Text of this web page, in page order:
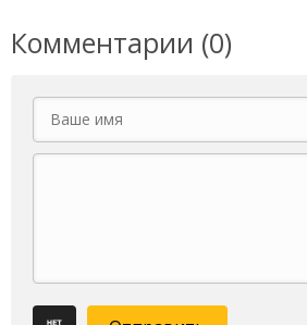
Комментарии (0)